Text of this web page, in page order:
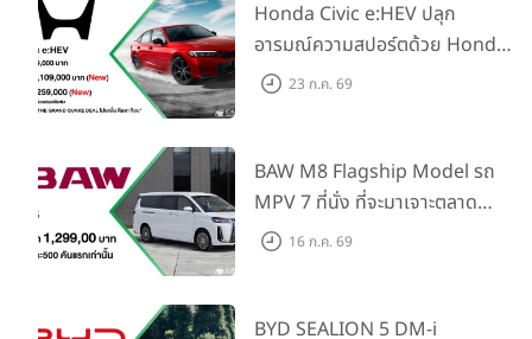
Honda Civic e:HEV ปลุก
อารมณ์ความสปอร์ตด้วย Honda
S+ Shift ครั้งแรกในไทย! พร้อม
เพียงจองภายใน 31 ก.ค. 2569
รับบัตรน้ำมันมูลค่า 10,000 บาท
23 ก.ค. 69
BAW M8 Flagship Model รถ
MPV 7 ที่นั่ง ที่จะมาเจาะตลาด
ครอบครัวและองค์กรยุคใหม่ เปิด
16 ก.ค. 69
BYD SEALION 5 DM-i